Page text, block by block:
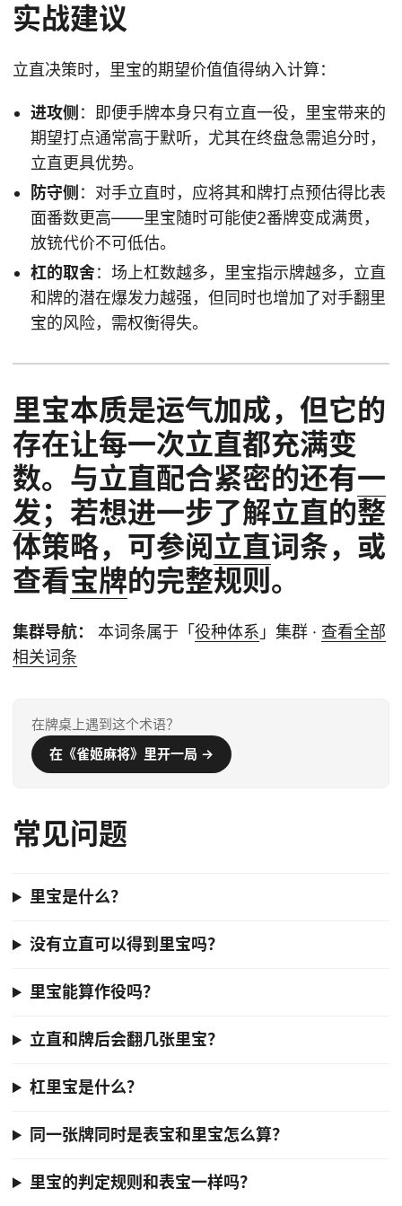
实战建议
立直决策时，里宝的期望价值值得纳入计算：
进攻侧 ：即便手牌本身只有立直一役，里宝带来的
期望打点通常高于默听，尤其在终盘急需追分时，
立直更具优势。
防守侧 ：对手立直时，应将其和牌打点预估得比表
面番数更高——里宝随时可能使2番牌变成满贯，
放铳代价不可低估。
杠的取舍：场上杠数越多，里宝指示牌越多，立直
和牌的潜在爆发力越强，但同时也增加了对手翻里
宝的风险，需权衡得失。
里宝本质是运气加成，但它的
存在让每一次立直都充满变
数。与立直配合紧密的还有一
发；若想进一步了解立直的整
体策略，可参阅立直词条，或
查看宝牌的完整规则。
集群导航： 本词条属于「 役种体系 」集群 · 查看全部
相关词条
在牌桌上遇到这个术语？
在《雀姬麻将》里开一局 →
常见问题
里宝是什么？
没有立直可以得到里宝吗？
里宝能算作役吗？
立直和牌后会翻几张里宝？
杠里宝是什么？
同一张牌同时是表宝和里宝怎么算？
里宝的判定规则和表宝一样吗？